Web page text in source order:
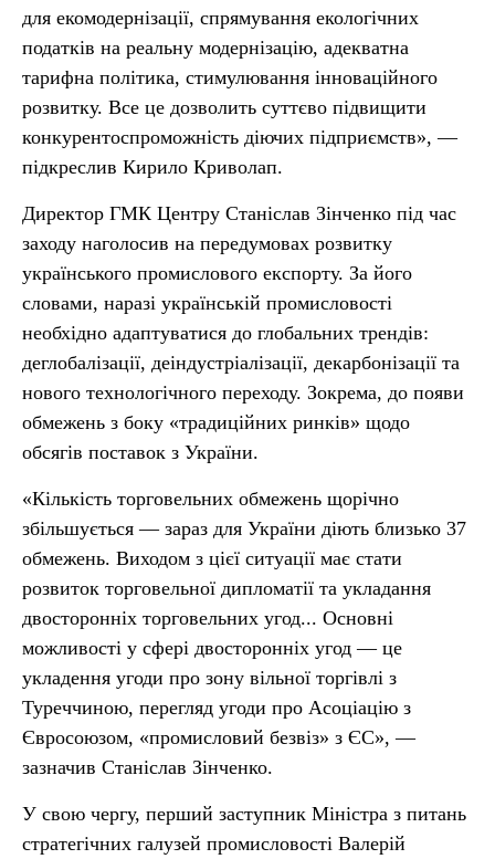
для екомодернізації, спрямування екологічних
податків на реальну модернізацію, адекватна
тарифна політика, стимулювання інноваційного
розвитку. Все це дозволить суттєво підвищити
конкурентоспроможність діючих підприємств», —
підкреслив Кирило Криволап.
Директор ГМК Центру Станіслав Зінченко під час
заходу наголосив на передумовах розвитку
українського промислового експорту. За його
словами, наразі українській промисловості
необхідно адаптуватися до глобальних трендів:
деглобалізації, деіндустріалізації, декарбонізації та
нового технологічного переходу. Зокрема, до появи
обмежень з боку «традиційних ринків» щодо
обсягів поставок з України.
«Кількість торговельних обмежень щорічно
збільшується — зараз для України діють близько 37
обмежень. Виходом з цієї ситуації має стати
розвиток торговельної дипломатії та укладання
двосторонніх торговельних угод... Основні
можливості у сфері двосторонніх угод — це
укладення угоди про зону вільної торгівлі з
Туреччиною, перегляд угоди про Асоціацію з
Євросоюзом, «промисловий безвіз» з ЄС», —
зазначив Станіслав Зінченко.
У свою чергу, перший заступник Міністра з питань
стратегічних галузей промисловості Валерій